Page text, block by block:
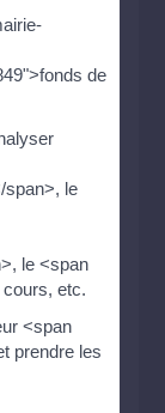
de
span>, le
le <span
etc.
<span
prendre les